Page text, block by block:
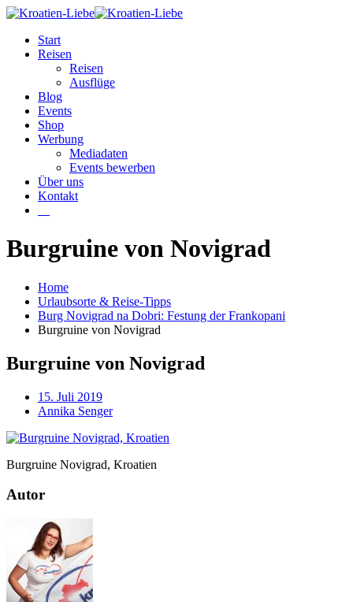
Start
Reisen
Reisen
Ausflüge
Blog
Events
Shop
Werbung
Mediadaten
Events bewerben
Über uns
Kontakt
Burgruine von Novigrad
Home
Urlaubsorte & Reise-Tipps
Burg Novigrad na Dobri: Festung der Frankopani
Burgruine von Novigrad
Burgruine von Novigrad
15. Juli 2019
Annika Senger
Burgruine Novigrad, Kroatien
Autor